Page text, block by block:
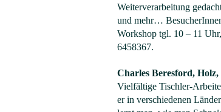
Weiterverarbeitung
und mehr…
Workshop tgl. 10 – 11
6458367.
Charles Beresford, Holz,
Vielfältige Tischler-
er in verschiedenen